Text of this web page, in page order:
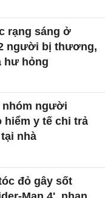
rạng sáng ở
người bị thương,
hư hỏng
nhóm người
hiểm y tế chi trả
nhà
đỏ gây sốt